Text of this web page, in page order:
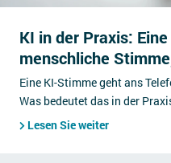
KI in der Praxis:
menschliche
Eine KI-Stimme geht ans
Was bedeutet das in der
Lesen Sie weiter